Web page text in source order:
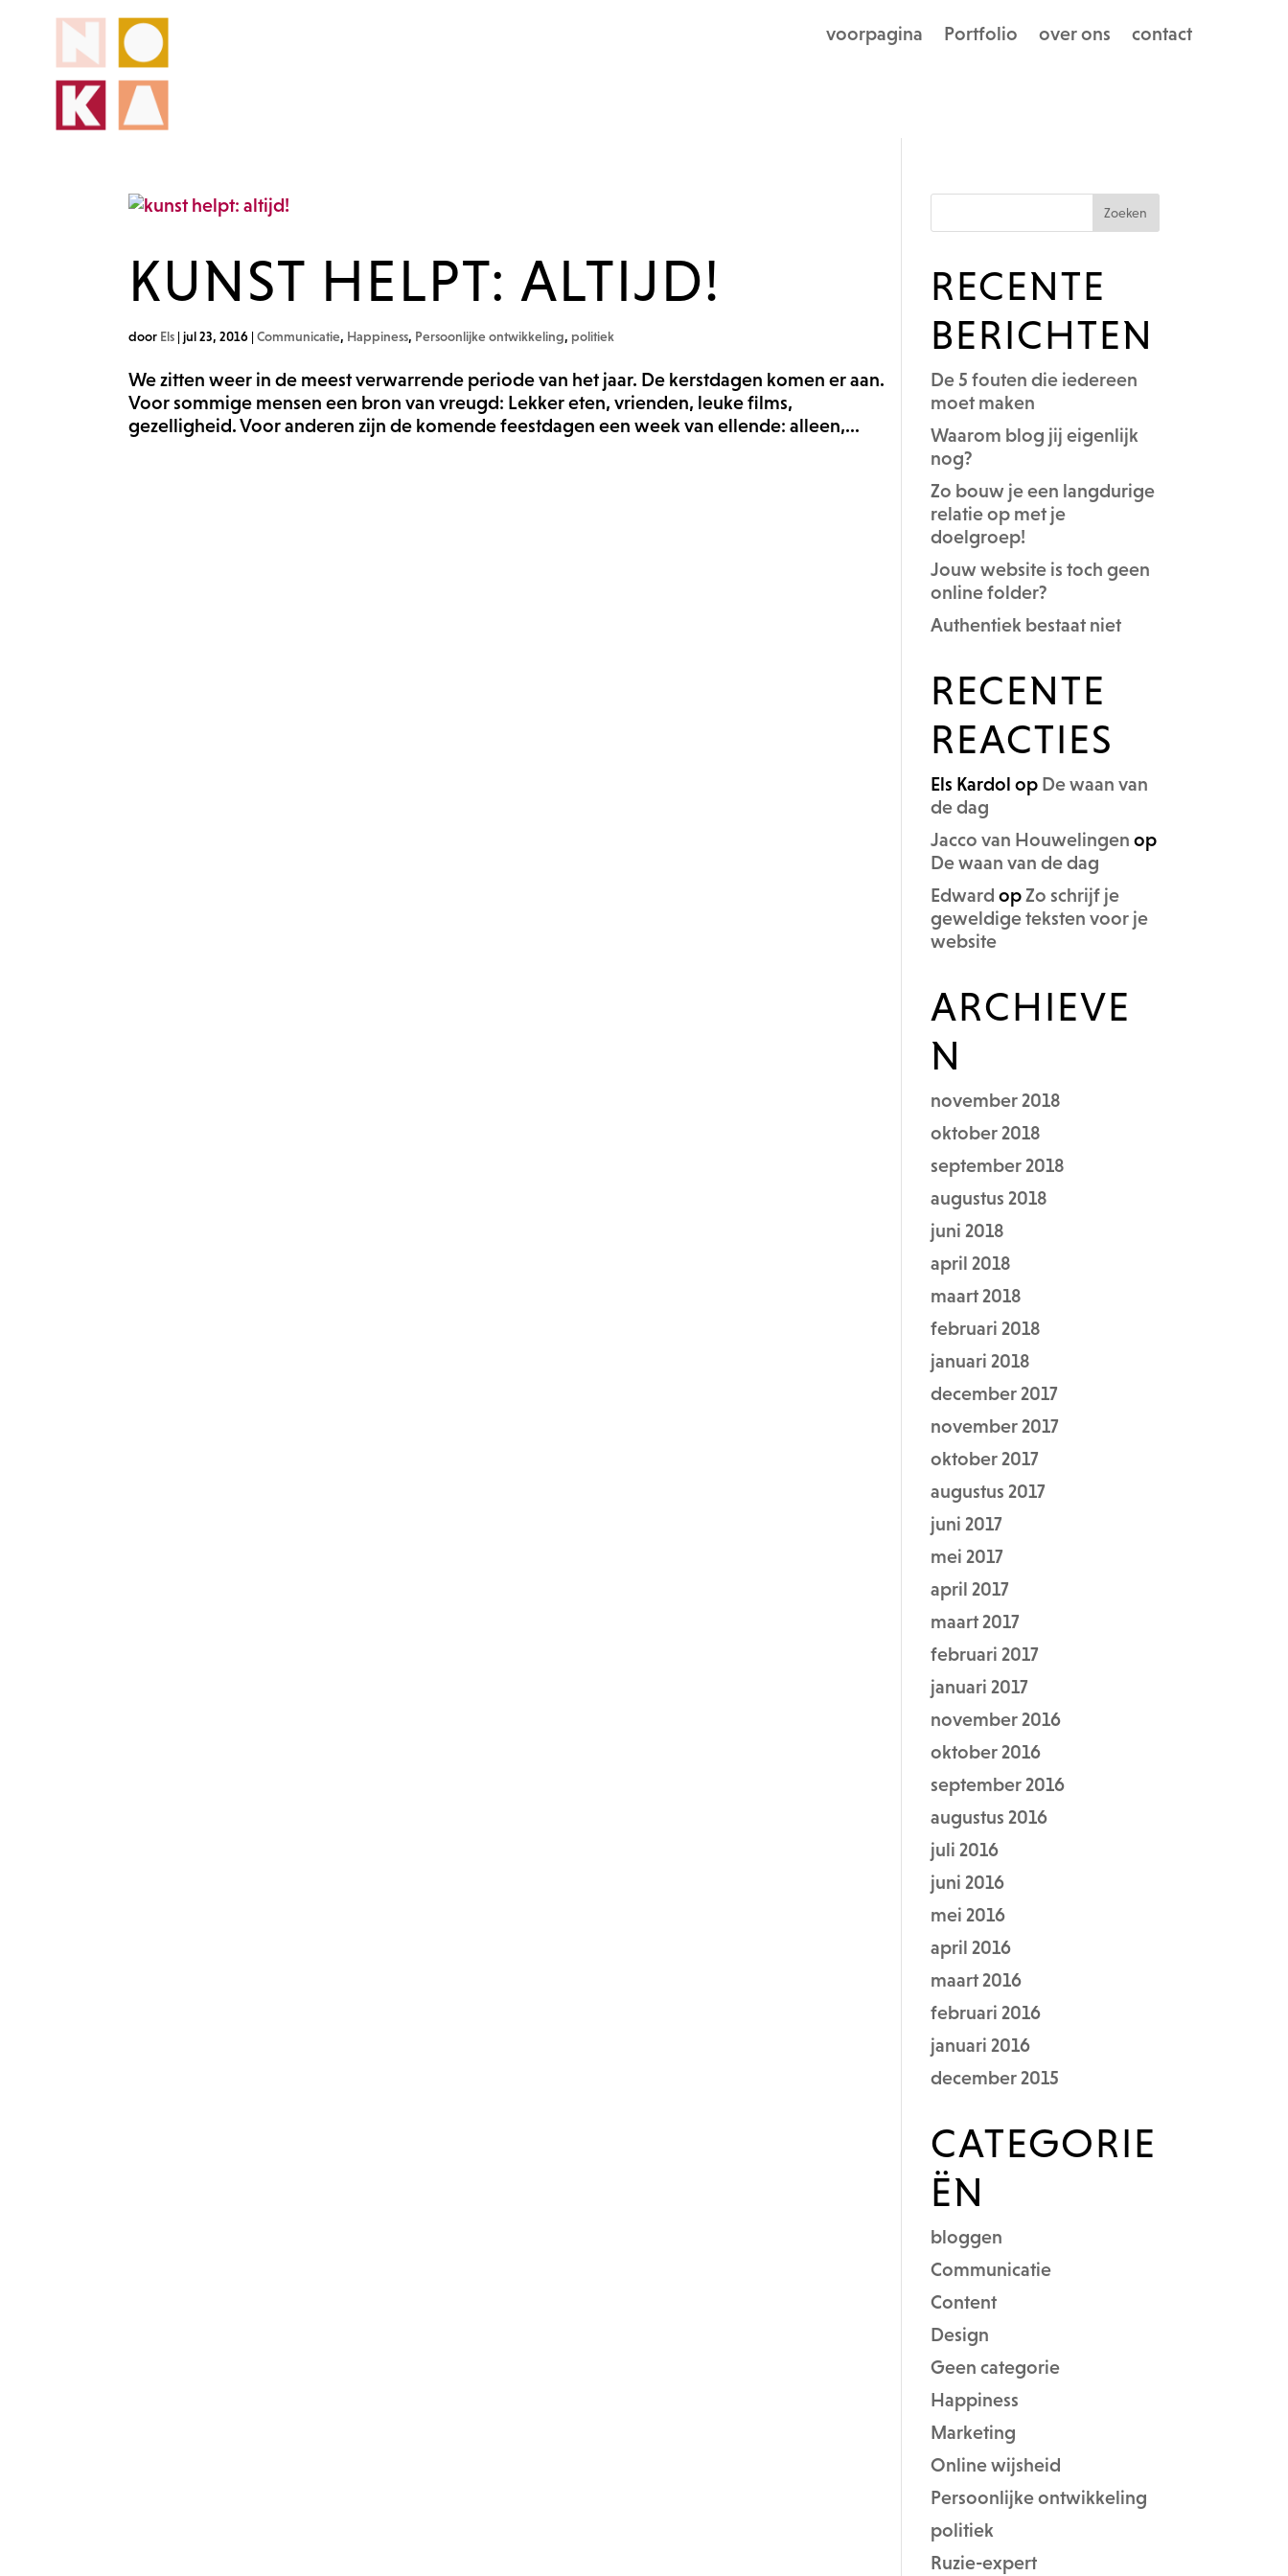
voorpagina Portfolio over ons contact
KUNST HELPT: ALTIJD!
door Els |jul 23, 2016 |Communicatie, Happiness, Persoonlijke ontwikkeling, politiek
We zitten weer in de meest verwarrende periode van het jaar. De kerstdagen komen er aan.
Voor sommige mensen een bron van vreugd: Lekker eten, vrienden, leuke films,
gezelligheid. Voor anderen zijn de komende feestdagen een week van ellende: alleen,...
RECENTE
BERICHTEN
De 5 fouten die iedereen
moet maken
Waarom blog jij eigenlijk
nog?
Zo bouw je een langdurige
relatie op met je
doelgroep!
Jouw website is toch geen
online folder?
Authentiek bestaat niet
RECENTE
REACTIES
Els Kardol op De waan van
de dag
Jacco van Houwelingen op
De waan van de dag
Edward opZo schrijf je
geweldige teksten voor je
website
ARCHIEVE
N
november 2018
oktober 2018
september 2018
augustus 2018
juni 2018
april 2018
maart 2018
februari 2018
januari 2018
december 2017
november 2017
oktober 2017
augustus 2017
juni 2017
mei 2017
april 2017
maart 2017
februari 2017
januari 2017
november 2016
oktober 2016
september 2016
augustus 2016
juli 2016
juni 2016
mei 2016
april 2016
maart 2016
februari 2016
januari 2016
december 2015
CATEGORIE
ËN
bloggen
Communicatie
Content
Design
Geen categorie
Happiness
Marketing
Online wijsheid
Persoonlijke ontwikkeling
politiek
Ruzie-expert